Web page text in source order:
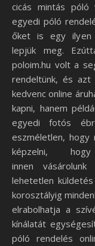
cicás mintás
egyedi póló
őket is egy ilyen
lepjük meg.
poloim.hu volt a
rendeltünk, és azt
kedvenc online
kapni, hanem
egyedi fotós
eszméletlen,
képzelni,
innen
lehetetlen
korosztályig
elrabolhatja a
kínálatát
póló rendelés